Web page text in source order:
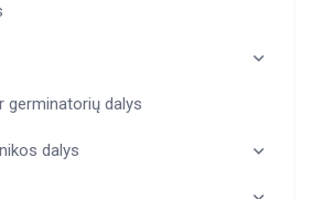
germinatorių dalys
dalys